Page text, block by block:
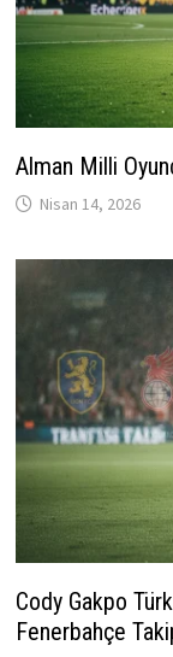
Alman Milli
Nisan 14, 2026
Cody Gakpo
Fenerbahçe